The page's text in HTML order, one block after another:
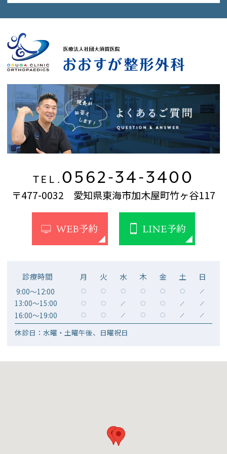
TEL. 0562-34-3400
〒477-0032 愛知県東海市加木屋町竹ヶ谷117
診療時間 月 火 水 木 金 土 日
9:00～12:00 〇 〇 〇 〇 〇 〇 ／
13:00～15:00 〇 〇 ／ 〇 〇 ／ ／
16:00～19:00 〇 〇 ／ 〇 〇 ／ ／
休診日：水曜・土曜午後、日曜祝日